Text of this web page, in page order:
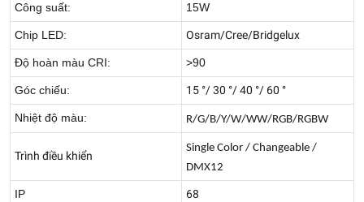
Công suất: 15W
Chip LED: Osram/Cree/Bridgelux
Độ hoàn màu CRI: >90
Góc chiếu: 15 °/ 30 °/ 40 °/ 60 °
Nhiệt độ màu: R/G/B/Y/W/WW/RGB/RGBW
Trình điều khiển
Single Color / Changeable /
DMX12
IP 68